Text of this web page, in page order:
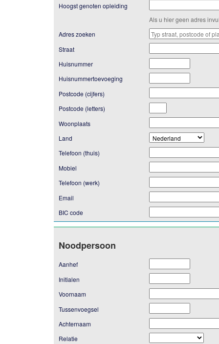
Hoogst genoten opleiding
Als u hier geen adres
Adres zoeken
Straat
Huisnummer
Huisnummertoevoeging
Postcode (cijfers)
Postcode (letters)
Woonplaats
Land
Telefoon (thuis)
Mobiel
Telefoon (werk)
Email
BIC code
Noodpersoon
Aanhef
Initialen
Voornaam
Tussenvoegsel
Achternaam
Relatie